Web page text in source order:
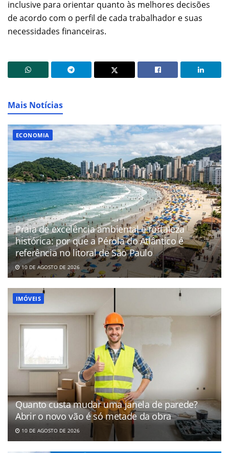
inclusive para orientar quanto às melhores decisões
de acordo com o perfil de cada trabalhador e suas
necessidades financeiras.
Mais Notícias
ECONOMIA
Praia de excelência ambiental e fortaleza
histórica: por que a Pérola do Atlântico é
referência no litoral de São Paulo
10 DE AGOSTO DE 2026
IMÓVEIS
Quanto custa mudar uma janela de parede?
Abrir o novo vão é só metade da obra
10 DE AGOSTO DE 2026